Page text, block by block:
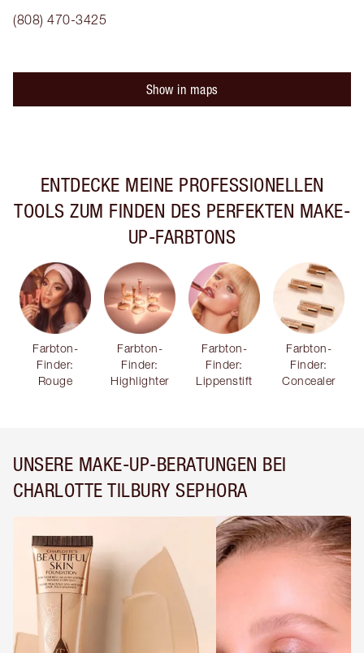
(808) 470-3425
Show in maps
ENTDECKE MEINE PROFESSIONELLEN
TOOLS ZUM FINDEN DES PERFEKTEN MAKE-
UP-FARBTONS
Farbton-
Finder:
Rouge
Farbton-
Finder:
Highlighter
Farbton-
Finder:
Lippenstift
Farbton-
Finder:
Concealer
UNSERE MAKE-UP-BERATUNGEN BEI
CHARLOTTE TILBURY SEPHORA